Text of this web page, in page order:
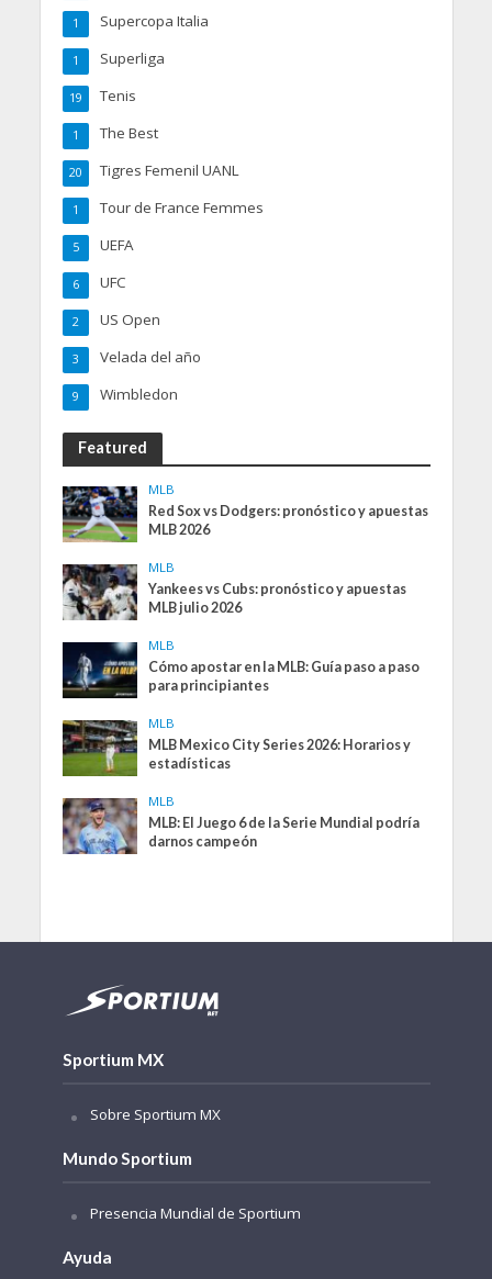
Supercopa Italia
1
Superliga
1
Tenis
19
The Best
1
Tigres Femenil UANL
20
Tour de France Femmes
1
UEFA
5
UFC
6
US Open
2
Velada del año
3
Wimbledon
9
Featured
MLB
Red Sox vs Dodgers: pronóstico y apuestas
MLB 2026
MLB
Yankees vs Cubs: pronóstico y apuestas
MLB julio 2026
MLB
Cómo apostar en la MLB: Guía paso a paso
para principiantes
MLB
MLB Mexico City Series 2026: Horarios y
estadísticas
MLB
MLB: El Juego 6 de la Serie Mundial podría
darnos campeón
Sportium MX
Sobre Sportium MX
Mundo Sportium
Presencia Mundial de Sportium
Ayuda